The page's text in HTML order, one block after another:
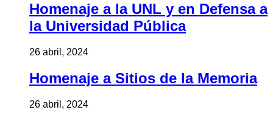
Homenaje a la UNL y en Defensa a
la Universidad Pública
26 abril, 2024
Homenaje a Sitios de la Memoria
26 abril, 2024